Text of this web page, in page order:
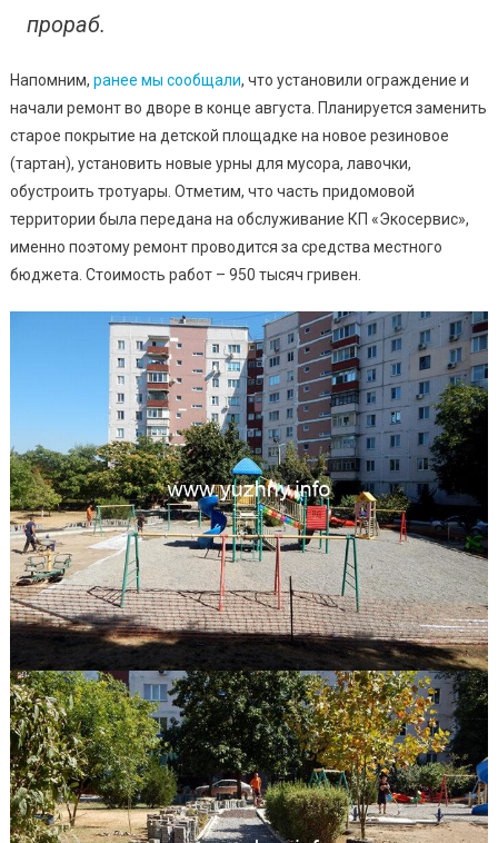
прораб.
Напомним, ранее мы сообщали, что установили ограждение и
начали ремонт во дворе в конце августа. Планируется заменить
старое покрытие на детской площадке на новое резиновое
(тартан), установить новые урны для мусора, лавочки,
обустроить тротуары. Отметим, что часть придомовой
территории была передана на обслуживание КП «Экосервис»,
именно поэтому ремонт проводится за средства местного
бюджета. Стоимость работ – 950 тысяч гривен.